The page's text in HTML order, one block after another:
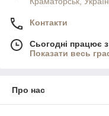
Контакти
Сьогодні працює
Показати весь
Про нас